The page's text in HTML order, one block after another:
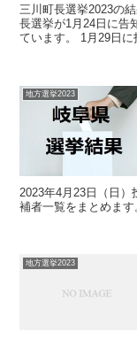
三川町長選挙2023の
長選挙が1月24日に告
ています。 1月29日
地方選挙2023
2023年4月23日（日
補者一覧をまとめます
地方選挙2023